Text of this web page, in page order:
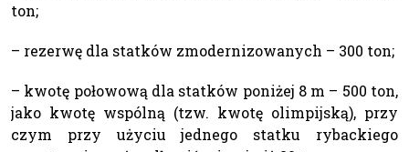
ton;
– rezerwę dla statków zmodernizowanych – 300 ton;
– kwotę połowową dla statków poniżej 8 m – 500 ton,
jako kwotę wspólną (tzw. kwotę olimpijską), przy
czym przy użyciu jednego statku rybackiego